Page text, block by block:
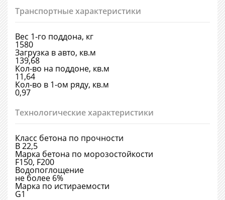
Транспортные характеристики
Вес 1-го поддона, кг
1580
Загрузка в авто, кв.м
139,68
Кол-во на поддоне, кв.м
11,64
Кол-во в 1-ом ряду, кв.м
0,97
Технологические характеристики
Класс бетона по прочности
В 22,5
Марка бетона по морозостойкости
F150, F200
Водопоглощение
не более 6%
Марка по истираемости
G1